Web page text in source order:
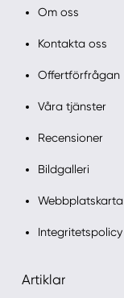
Om oss
Kontakta oss
Offertförfrågan
Våra tjänster
Recensioner
Bildgalleri
Webbplatskarta
Integritetspolicy
Artiklar